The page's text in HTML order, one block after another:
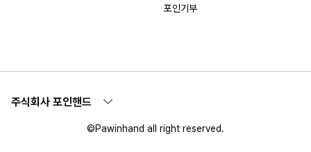
포인기부
주식회사 포인핸드
©Pawinhand all right reserved.